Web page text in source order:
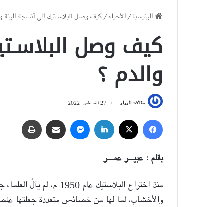
الرئيسية/الأحياء/كيف وصل البلاسـتيك إلى أنسجة الرئة
كيف وصل
والدم ؟
مقالات الزوار 27 أغسطس، 2022
فيسبوك لينكدإن ماسنجر مشاركة عبر البريد
بقلم : عبيـــر عمـــر
منذ اختراع البلاستيك
والأخشاب، لما لها من خصائص متعددة جعلتها